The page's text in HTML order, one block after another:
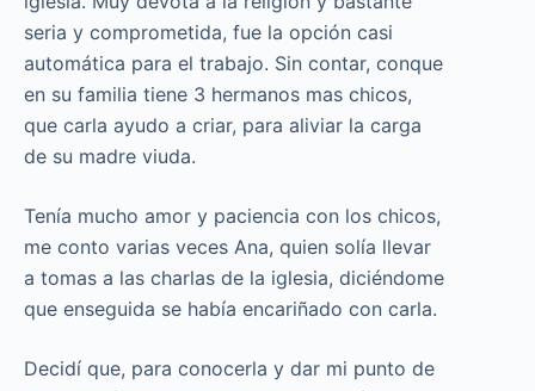
seria y comprometida, fue la opción casi
automática para el trabajo. Sin contar, conque
en su familia tiene 3 hermanos mas chicos,
que carla ayudo a criar, para aliviar la carga
de su madre viuda.
Tenía mucho amor y paciencia con los chicos,
me conto varias veces Ana, quien solía llevar
a tomas a las charlas de la iglesia, diciéndome
que enseguida se había encariñado con carla.
Decidí que, para conocerla y dar mi punto de